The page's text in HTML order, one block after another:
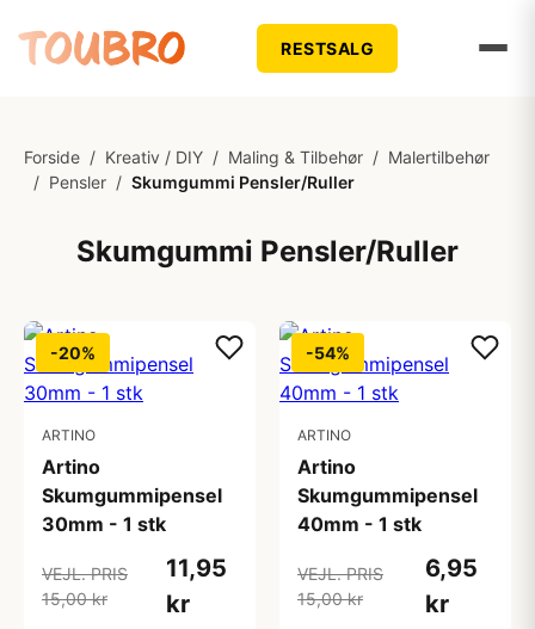
RESTSALG
Forside / Kreativ / DIY / Maling & Tilbehør / Malertilbehør
/ Pensler / Skumgummi Pensler/Ruller
Skumgummi Pensler/Ruller
-20%
ARTINO
Artino
Skumgummipensel
30mm - 1 stk
VEJL. PRIS
15,00 kr
11,95
kr
-54%
ARTINO
Artino
Skumgummipensel
40mm - 1 stk
VEJL. PRIS
15,00 kr
6,95
kr